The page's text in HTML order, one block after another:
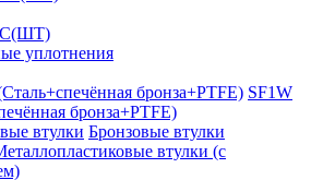
уплотнения
SF1W
бронза+PTFE)
Бронзовые втулки